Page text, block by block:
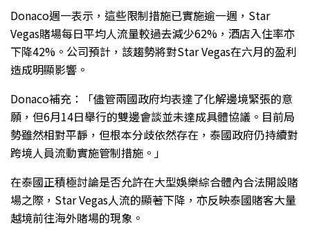
Donaco週一表示，這些限制措施已實施逾一週，Star
Vegas賭場每日平均人流量較過去減少62%，酒店入住率亦
下降42%。公司預計，該趨勢將對Star Vegas在六月的盈利
造成明顯影響。
Donaco補充：「儘管兩國政府均表達了化解邊境緊張的意
願，但6月14日舉行的雙邊會談並未達成具體協議。目前局
勢雖然相對平靜，但根本分歧依然存在，泰國政府仍持續對
跨境人員流動實施管制措施。」
在泰國正積極討論是否允許在大型娛樂綜合體內合法開設賭
場之際，Star Vegas人流的顯著下降，亦反映泰國賭客大量
越境前往海外賭場的現象。